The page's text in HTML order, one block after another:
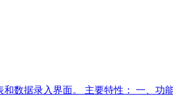
数据录入界面。 主要特性： 一、功